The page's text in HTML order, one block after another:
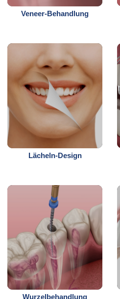
Veneer-Behandlung
Lächeln-Design
Wurzelbehandlung